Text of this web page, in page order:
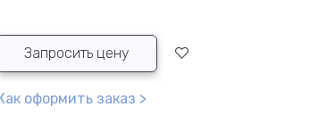
Запросить цену
оформить заказ >